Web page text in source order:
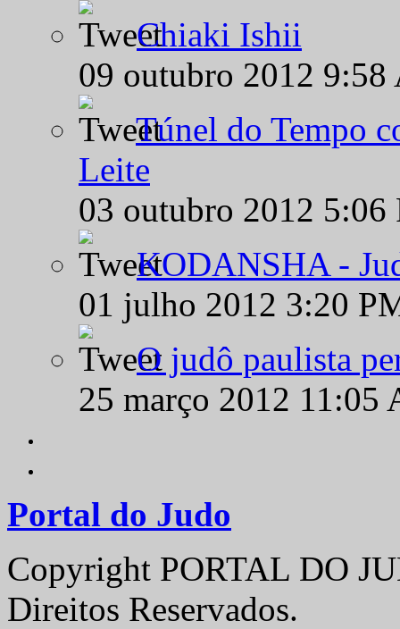
Chiaki Ishii
09 outubro 2012
Túnel do Tempo
Leite
03 outubro 2012
KODANSHA -
01 julho 2012 3:20
O judô paulista
25 março 2012
Portal do Judo
Copyright PORTAL DO
Direitos Reservados.